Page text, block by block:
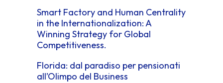
Smart Factory and Human Centrality
in the Internationalization: A
Winning Strategy for Global
Competitiveness.
Florida: dal paradiso per pensionati
all’Olimpo del Business